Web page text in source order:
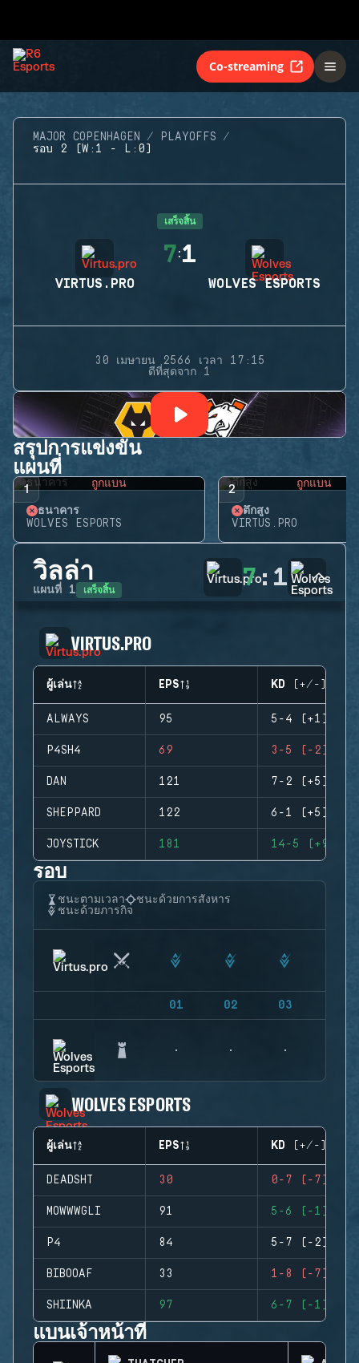
Co-streaming
MAJOR COPENHAGEN
PLAYOFFS
รอบ 2 (W:1 - L:0)
เสร็จสิ้น
VIRTUS.PRO
7:1
WOLVES ESPORTS
30 เมษายน 2566 เวลา 17:15
ดีที่สุดจาก 1
สรุปการแข่งขัน
แผนที่
1 ถูกแบน
ธนาคาร
WOLVES ESPORTS
2 ถูกแบน
ตึกสูง
VIRTUS.PRO
วิลล่า
แผนที่ 1 เสร็จสิ้น 7: 1
VIRTUS.PRO
ผู้เล่น EPS KD (+/-)
ALWAYS 95 5-4 (+1)
P4SH4 69 3-5 (-2)
DAN 121 7-2 (+5)
SHEPPARD 122 6-1 (+5)
JOYSTICK 181 14-5 (+9)
รอบ
ชนะตามเวลา
ชนะด้วยการสังหาร
ชนะด้วยภารกิจ
01 02 03
WOLVES ESPORTS
ผู้เล่น EPS KD (+/-)
DEADSHT 30 0-7 (-7)
MOWWWGLI 91 5-6 (-1)
P4 84 5-7 (-2)
BIBOOAF 33 1-8 (-7)
SHIINKA 97 6-7 (-1)
แบนเจ้าหน้าที่